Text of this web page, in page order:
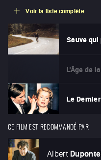
Voir la liste complète
Sauve
L'Âge de
Le
CE FILM EST RECOMMANDÉ PAR
Albert